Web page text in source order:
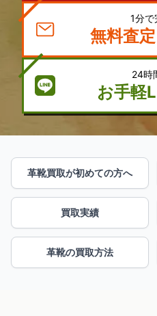
1分で
無料査
24時
お手軽
革靴買取が初めての方へ
買取実績
革靴の買取方法